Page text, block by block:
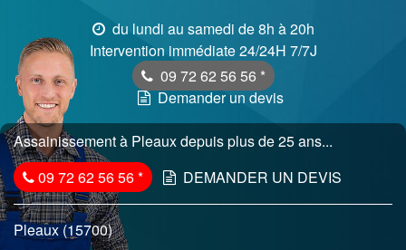
du lundi au samedi de 8h à 20h
Intervention immédiate 24/24H 7/7J
09 72 62 56 56 *
Demander un devis
Assainissement à Pleaux depuis plus de 25 ans...
09 72 62 56 56* DEMANDER UN DEVIS
Pleaux (15700)